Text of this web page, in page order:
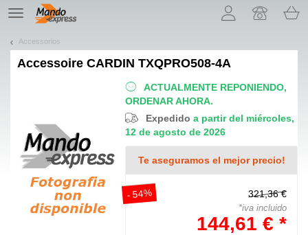
TE
navigation
Accessorios
Accessoire CARDIN TXQPRO508-4A
ACTUALMENTE REPONIENDO,
ORDENAR AHORA.
Expedidoa partir del miércoles,
12 de agosto de 2026
Te aseguramos el mejor precio!
- 54% 321,36 €
*iva incluido
144,61 € *
¡Permítenos presentarte nuestras cookies!